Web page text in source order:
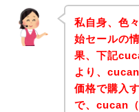
私自身、色
始セールの
果、下記
より、
価格で購入
で、cucan